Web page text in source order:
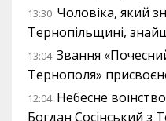
13:30 Чоловіка, який
Тернопільщині,
13:04 Звання
Тернополя»
12:04 Небесне
Богдан Сосінський з